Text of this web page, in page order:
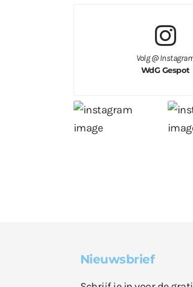
Volg @
WdG Gespot
Nieuwsbrief